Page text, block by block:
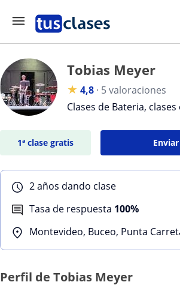
Tobias Meyer
★ 4,8 · 5 valoraciones
Clases de Bateria,
1ª clase gratis
2 años dando clase
Tasa de respuesta 100%
Perfil de Tobias Meyer